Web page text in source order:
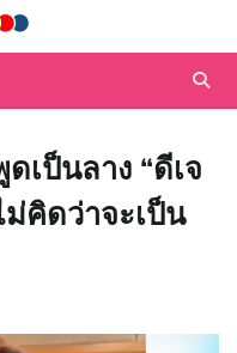
เป็นลาง “ดีเจ
คิดว่าจะเป็น